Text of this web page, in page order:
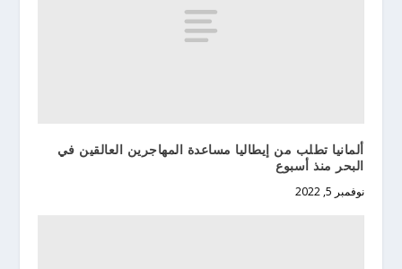
ألمانيا تطلب من إيطاليا مساعدة المهاجرين العالقين في
البحر منذ أسبوع
نوفمبر 5, 2022